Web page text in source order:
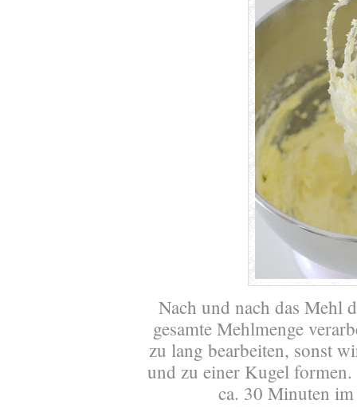
Nach und nach das Mehl
gesamte Mehlmenge
zu lang bearbeiten, sonst
und zu einer Kugel
ca. 30 Minuten